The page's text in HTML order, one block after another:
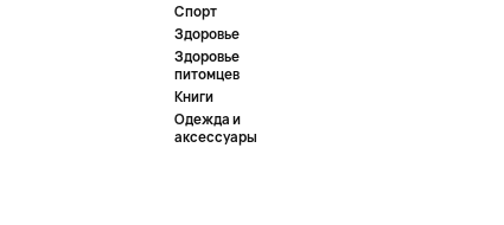
Спорт
Здоровье
Здоровье
питомцев
Книги
Одежда и
аксессуары